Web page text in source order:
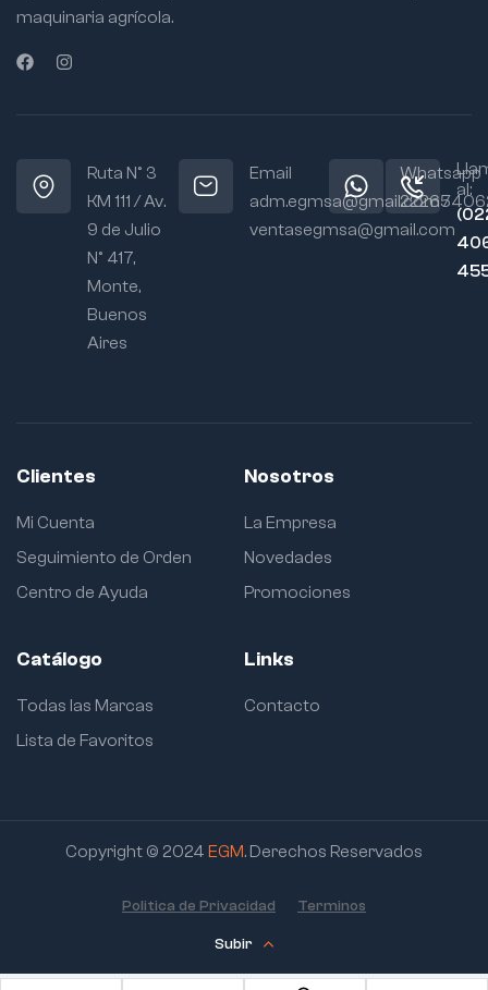
maquinaria agrícola.
Ruta N° 3
KM 111 / Av.
9 de Julio
N° 417,
Monte,
Buenos
Aires
Email
adm.egmsa@gmail.com /
ventasegmsa@gmail.com
Whatsapp
al:
Clientes
Mi Cuenta
Seguimiento de Orden
Centro de Ayuda
Nosotros
La Empresa
Novedades
Promociones
Catálogo
Todas las Marcas
Lista de Favoritos
Links
Contacto
Copyright © 2024 EGM. Derechos Reservados
Subir
Politica de Privacidad Terminos